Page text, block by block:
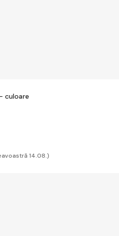
culoare
14.08.)